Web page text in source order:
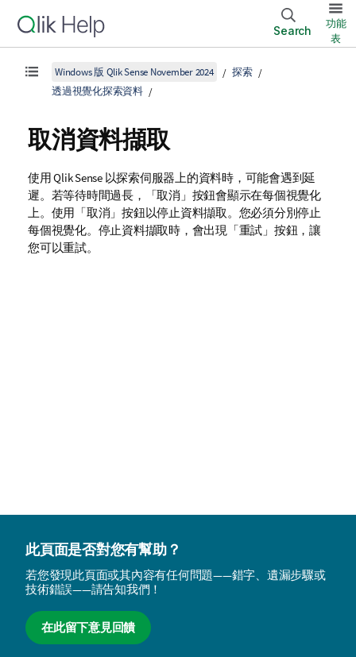
Search
功能
表
Windows 版 Qlik Sense November 2024
探索
透過視覺化探索資料
取消資料擷取
使用 Qlik Sense 以探索伺服器上的資料時，可能會遇到延
遲。若等待時間過長，「取消」按鈕會顯示在每個視覺化
上。使用「取消」按鈕以停止資料擷取。您必須分別停止
每個視覺化。停止資料擷取時，會出現「重試」按鈕，讓
您可以重試。
此頁面是否對您有幫助？
若您發現此頁面或其內容有任何問題——錯字、遺漏步驟或
技術錯誤——請告知我們！
在此留下意見回饋